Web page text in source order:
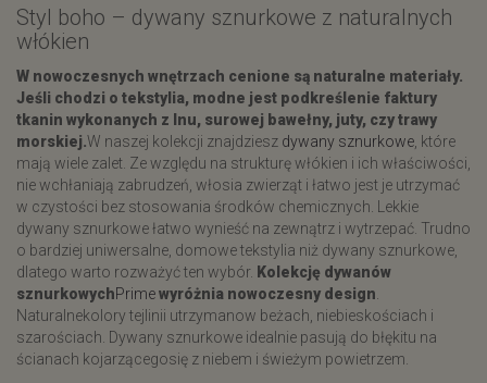
Styl boho – dywany sznurkowe z naturalnych
włókien
W nowoczesnych wnętrzach cenione są naturalne materiały.
Jeśli chodzi o tekstylia, modne jest podkreślenie faktury
tkanin wykonanych z lnu, surowej bawełny, juty, czy trawy
morskiej.W naszej kolekcji znajdziesz dywany sznurkowe , które
mają wiele zalet. Ze względu na strukturę włókien i ich właściwości,
nie wchłaniają zabrudzeń, włosia zwierząt i łatwo jest je utrzymać
w czystości bez stosowania środków chemicznych. Lekkie
dywany sznurkowe łatwo wynieść na zewnątrz i wytrzepać. Trudno
o bardziej uniwersalne, domowe tekstylia niż dywany sznurkowe,
dlatego warto rozważyć ten wybór. Kolekcję dywanów
sznurkowychPrimewyróżnia nowoczesny design
Naturalnekolory tejlinii utrzymanow beżach, niebieskościach i
szarościach. Dywany sznurkowe idealnie pasują do błękitu na
ścianach kojarzącegosię z niebem i świeżym powietrzem.